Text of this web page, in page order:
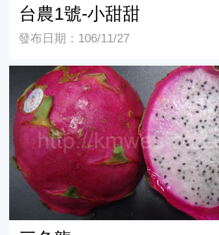
台農1號-小甜甜
發布日期：106/11/27
三色龍